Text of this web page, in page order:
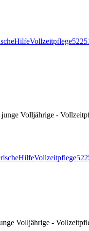
Volljährige -
Volljährige -